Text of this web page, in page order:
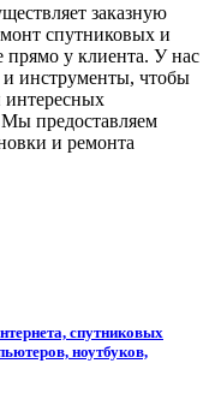
заказную
спутниковых и
у клиента. У нас
и инструменты, чтобы
интересных
Мы предоставляем
и ремонта
спутниковых
ноутбуков,